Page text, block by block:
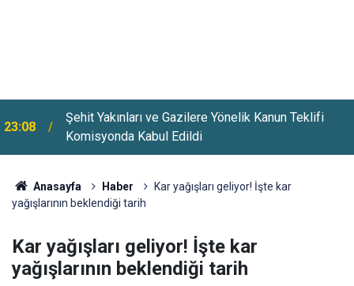
23:08
Şehit Yakınları ve Gazilere Yönelik Kanun Teklifi
Komisyonda Kabul Edildi
Üsküdar'da Bazı Yollar 5-7 Ağustos Tarihlerinde
Anasayfa Haber
Kar yağışları geliyor! İşte kar
yağışlarının beklendiği tarih
Kar yağışları geliyor! İşte kar
yağışlarının beklendiği tarih